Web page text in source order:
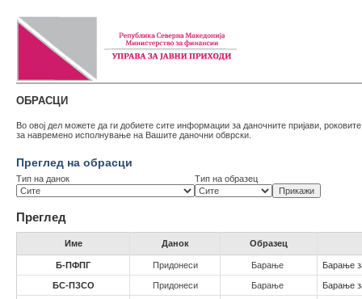
ОБРАСЦИ
Во овој дел можете да ги добиете сите информации за даночните пријави,
за навремено исполнување на Вашите даночни обврски.
Преглед на обрасци
Тип на данок Тип на образец
Преглед
Име Данок Образец
Б-ПФПГ Придонеси Барање Барање
БС-ПЗСО Придонеси Барање Бaрање